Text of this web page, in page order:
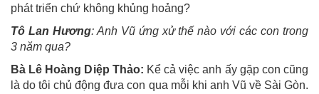
phát triển chứ không khủng hoảng?
Tô Lan Hương: Anh Vũ ứng xử thế nào với các con trong
3 năm qua?
Bà Lê Hoàng Diệp Thảo: Kể cả việc anh ấy gặp con cũng
là do tôi chủ động đưa con qua mỗi khi anh Vũ về Sài Gòn.